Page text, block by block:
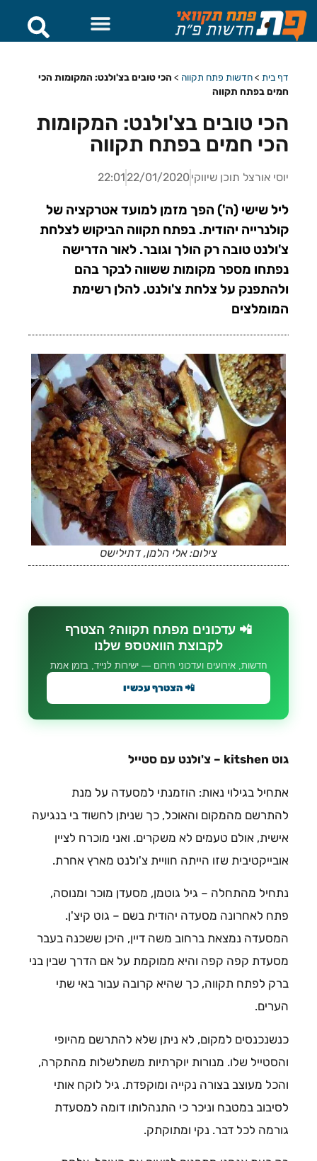
דף בית >חדשות פתח תקווה > הכי טובים בצ'ולנט: המקומות הכי
חמים בפתח תקווה
הכי טובים בצ'ולנט: המקומות
הכי חמים בפתח תקווה
יוסי אורצל תוכן שיווקי 22/01/2020
22:01
ליל שישי (ה') הפך מזמן למועד אטרקציה של
קולנרייה יהודית. בפתח תקווה הביקוש לצלחת
צ'ולנט טובה רק הולך וגובר. לאור הדרישה
נפתחו מספר מקומות ששווה לבקר בהם
ולהתפנק על צלחת צ'ולנט. להלן רשימת
המומלצים
צילום: אלי הלמן, דתילישס
📲 עדכונים מפתח תקווה? הצטרף
לקבוצת הוואטספ שלנו
חדשות, אירועים ועדכוני חירום — ישירות לנייד, בזמן אמת
📲 הצטרף עכשיו
גוט kitshen – צ'ולנט עם סטייל
אתחיל בגילוי נאות: הוזמנתי למסעדה על מנת
להתרשם מהמקום והאוכל, כך שניתן לחשוד בי בנגיעה
אישית, אולם טעמים לא משקרים. ואני מוכרח לציין
אובייקטיבית שזו הייתה חוויית צ'ולנט מארץ אחרת.
נתחיל מהתחלה – גיל גוטמן, מסעדן מוכר ומנוסה,
פתח לאחרונה מסעדה יהודית בשם – גוט קיצ'ן.
המסעדה נמצאת ברחוב משה דיין, היכן ששכנה בעבר
מסעדת קפה קפה והיא ממוקמת על אם הדרך שבין בני
ברק לפתח תקווה, כך שהיא קרובה עבור באי שתי
הערים.
כנשנכנסים למקום, לא ניתן שלא להתרשם מהיופי
והסטייל שלו. מנורות יוקרתיות משתלשלות מהתקרה,
והכל מעוצב בצורה נקייה ומוקפדת. גיל לוקח אותי
לסיבוב במטבח וניכר כי התנהלותו דומה למסעדת
גורמה לכל דבר. נקי ומתוקתק.